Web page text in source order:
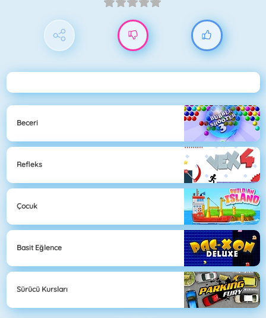
Beceri
Refleks
Çocuk
Basit Eğlence
Sürücü Kursları